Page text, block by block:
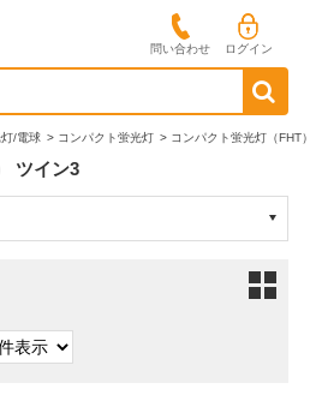
問い合わせ ログイン
/電球 > コンパクト蛍光灯 > コンパクト蛍光灯（FHT
ツイン3